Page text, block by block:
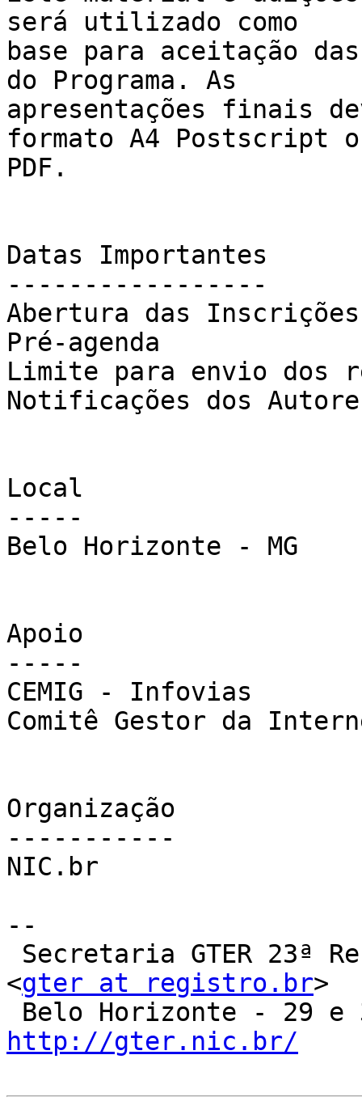
será utilizado como
base para aceitação
do Programa. As
apresentações finais
formato A4 Postscript
PDF.
Datas Importantes
-----------------
Abertura das
Pré-agenda
Limite para envio dos
Notificações dos
Local
-----
Belo Horizonte - MG
Apoio
-----
CEMIG - Infovias
Comitê Gestor da
Organização
-----------
NIC.br
--
<gter at registro.br>
http://gter.nic.br/